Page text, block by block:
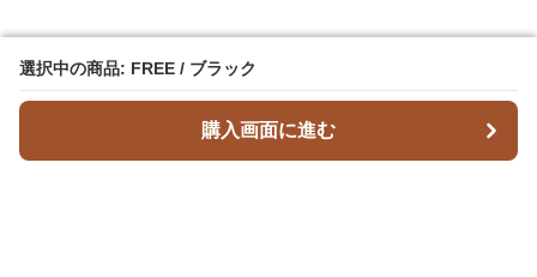
選択中の商品: FREE / ブラック
購入画面に進む
選択中の商品: FREE / ブラック
購入画面に進む